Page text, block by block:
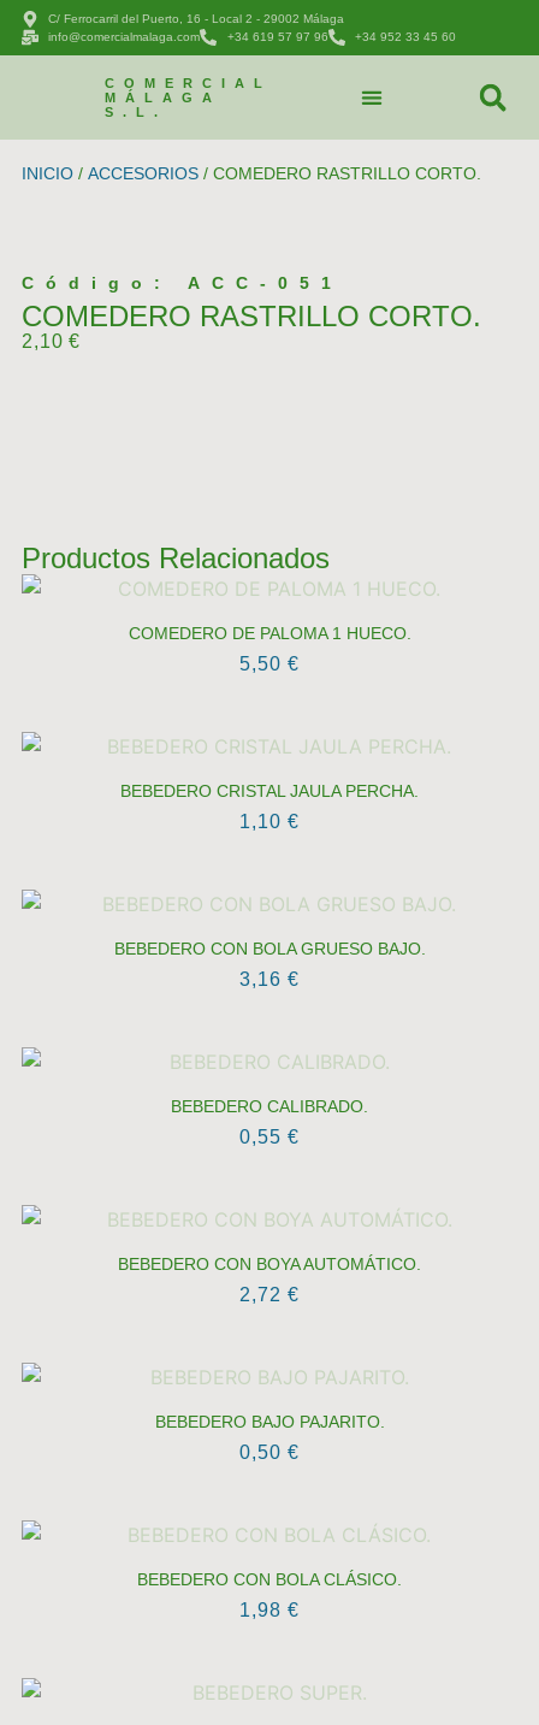
C/ Ferrocarril del Puerto, 16 - Local 2 - 29002 Málaga
info@comercialmalaga.com
+34 619 57 97 96 +34 952 33 45 60
COMERCIAL
MÁLAGA
S.L.
INICIO/ ACCESORIOS/ COMEDERO RASTRILLO CORTO.
Código: ACC-051
COMEDERO RASTRILLO CORTO.
2,10€
Productos Relacionados
COMEDERO DE PALOMA 1 HUECO.
5,50 €
BEBEDERO CRISTAL JAULA PERCHA.
1,10 €
BEBEDERO CON BOLA GRUESO BAJO.
3,16 €
BEBEDERO CALIBRADO.
0,55 €
BEBEDERO CON BOYA AUTOMÁTICO.
2,72 €
BEBEDERO BAJO PAJARITO.
0,50 €
BEBEDERO CON BOLA CLÁSICO.
1,98 €